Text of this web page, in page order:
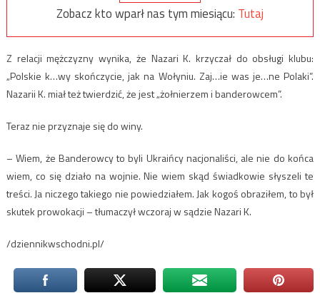
Zobacz kto wparł nas tym miesiącu: Tutaj
Z relacji mężczyzny wynika, że Nazari K. krzyczał do obsługi klubu:
„Polskie k…wy skończycie, jak na Wołyniu. Zaj…ie was je…ne Polaki”.
Nazarii K. miał też twierdzić, że jest „żołnierzem i banderowcem”.
Teraz nie przyznaje się do winy.
– Wiem, że Banderowcy to byli Ukraińcy nacjonaliści, ale nie do końca
wiem, co się działo na wojnie. Nie wiem skąd świadkowie słyszeli te
treści. Ja niczego takiego nie powiedziałem. Jak kogoś obraziłem, to był
skutek prowokacji – tłumaczył wczoraj w sądzie Nazari K.
/dziennikwschodni.pl/